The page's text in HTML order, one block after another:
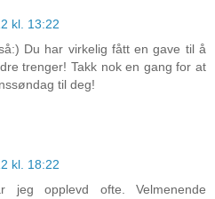
kl. 13:22
Du har virkelig fått en gave til å
trenger! Takk nok en gang for at
til deg!
kl. 18:22
jeg opplevd ofte. Velmenende